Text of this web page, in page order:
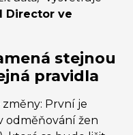
Director ve
stejnou
pravidla
První je
odměňování žen